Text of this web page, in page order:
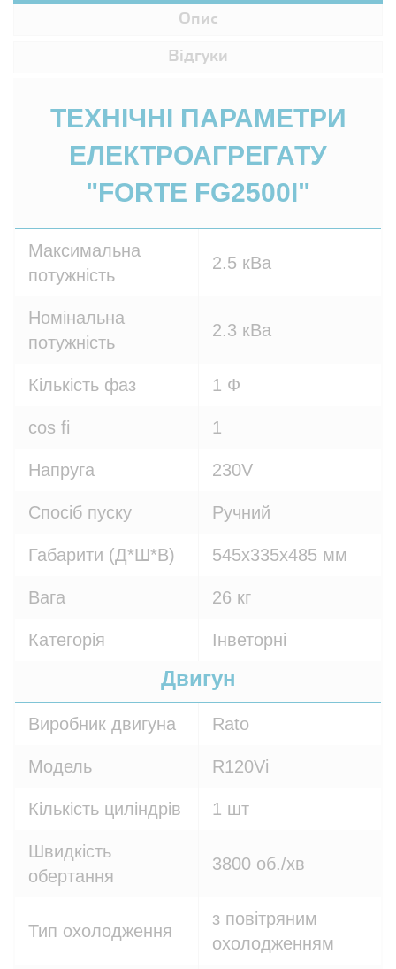
Опис
Відгуки
ТЕХНІЧНІ ПАРАМЕТРИ
ЕЛЕКТРОАГРЕГАТУ
"FORTE FG2500I"
Максимальна
потужність
2.5 кВа
Номінальна
потужність
2.3 кВа
Кількість фаз 1 Ф
cos fi 1
Напруга 230V
Спосіб пуску Ручний
Габарити (Д*Ш*В) 545х335х485 мм
Вага 26 кг
Категорія Інветорні
Двигун
Виробник двигуна Rato
Модель R120Vi
Кількість циліндрів 1 шт
Швидкість
обертання
3800 об./хв
Тип охолодження
з повітряним
охолодженням